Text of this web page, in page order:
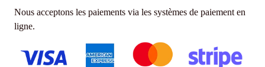
Nous acceptons les paiements via les systèmes de paiement en
ligne.